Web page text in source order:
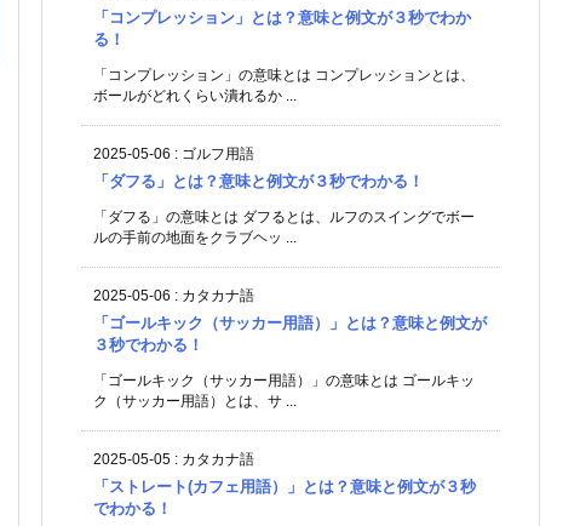
「コンプレッション」とは？意味と例文が３秒でわか
る！
「コンプレッション」の意味とは コンプレッションとは、
ボールがどれくらい潰れるか ...
2025-05-06 : ゴルフ用語
「ダフる」とは？意味と例文が３秒でわかる！
「ダフる」の意味とは ダフるとは、ルフのスイングでボー
ルの手前の地面をクラブヘッ ...
2025-05-06 : カタカナ語
「ゴールキック（サッカー用語）」とは？意味と例文が
３秒でわかる！
「ゴールキック（サッカー用語）」の意味とは ゴールキッ
ク（サッカー用語）とは、サ ...
2025-05-05 : カタカナ語
「ストレート(カフェ用語）」とは？意味と例文が３秒
でわかる！